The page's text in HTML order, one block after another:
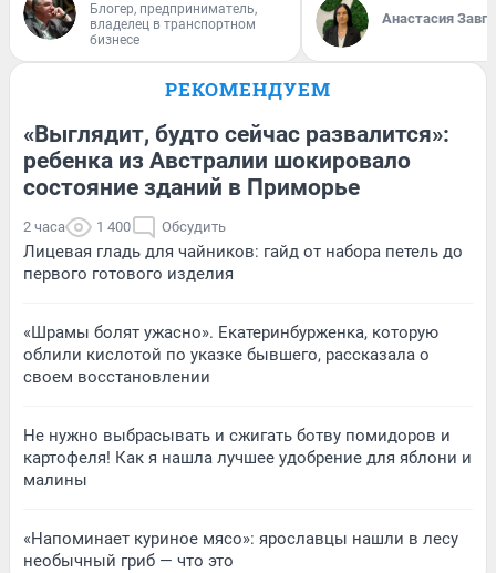
Блогер, предприниматель,
владелец в транспортном
бизнесе
Анастасия
РЕКОМЕНДУЕМ
«Выглядит, будто сейчас развалится»:
ребенка из Австралии шокировало
состояние зданий в Приморье
2 часа 1 400 Обсудить
Лицевая гладь для чайников: гайд от набора петель до
первого готового изделия
«Шрамы болят ужасно». Екатеринбурженка, которую
облили кислотой по указке бывшего, рассказала о
своем восстановлении
Не нужно выбрасывать и сжигать ботву помидоров и
картофеля! Как я нашла лучшее удобрение для яблони и
малины
«Напоминает куриное мясо»: ярославцы нашли в лесу
необычный гриб — что это